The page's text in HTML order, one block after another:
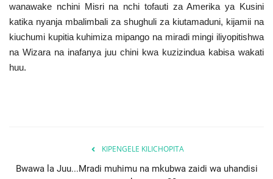
wanawake nchini Misri na nchi tofauti za Amerika ya Kusini
katika nyanja mbalimbali za shughuli za kiutamaduni, kijamii na
kiuchumi kupitia kuhimiza mipango na miradi mingi iliyopitishwa
na Wizara na inafanya juu chini kwa kuzizindua kabisa wakati
huu.
KIPENGELE KILICHOPITA
Bwawa la Juu...Mradi muhimu na mkubwa zaidi wa uhandisi